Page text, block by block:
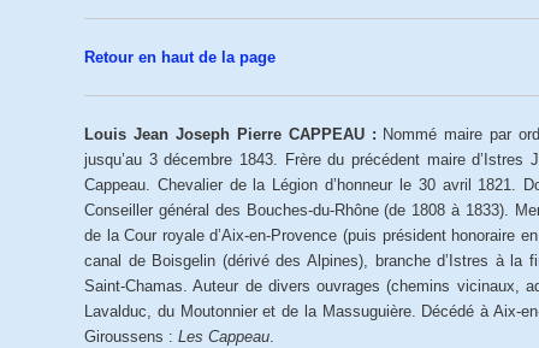
Retour en haut de la page
Louis Jean Joseph Pierre CAPPEAU : Nommé maire par
jusqu’au 3 décembre 1843. Frère du précédent maire
Cappeau. Chevalier de la Légion d’honneur le 30 avril
Conseiller général des Bouches-du-Rhône (de 1808 à 1833).
de la Cour royale d’Aix-en-Provence (puis président honoraire
canal de Boisgelin (dérivé des Alpines), branche d’Istres à
Saint-Chamas. Auteur de divers ouvrages (chemins vicinaux,
Lavalduc, du Moutonnier et de la Massuguière. Décédé à Aix-
Giroussens : Les Cappeau.